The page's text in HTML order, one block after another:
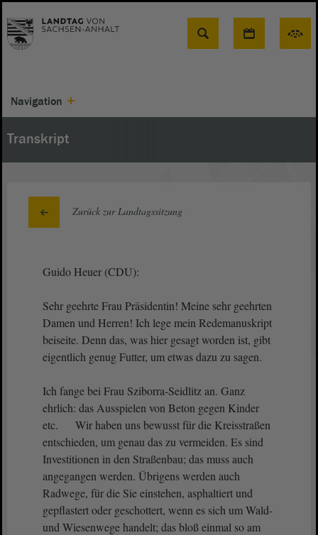
Suche
Navigation
Transkript
Zurück zur Landtagssitzung
Guido Heuer (CDU):
Sehr geehrte Frau Präsidentin! Meine sehr geehrten
Damen und Herren! Ich lege mein Redemanuskript
beiseite. Denn das, was hier gesagt worden ist, gibt
eigentlich genug Futter, um etwas dazu zu sagen.
Ich fange bei Frau Sziborra-Seidlitz an. Ganz
ehrlich: das Ausspielen von Beton gegen Kinder
etc. Wir haben uns bewusst für die Kreisstraßen
entschieden, um genau das zu vermeiden. Es sind
Investitionen in den Straßenbau; das muss auch
angegangen werden. Übrigens werden auch
Radwege, für die Sie einstehen, asphaltiert und
gepflastert oder geschottert, wenn es sich um Wald-
und Wiesenwege handelt; das bloß einmal so am